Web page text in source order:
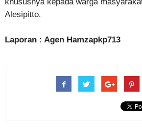
Alesipitto.
Laporan : Agen Hamzapkp713